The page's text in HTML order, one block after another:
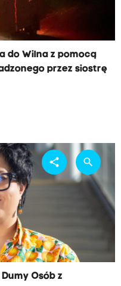
do Wilna z pomocą
przez siostrę
Osób z
share search